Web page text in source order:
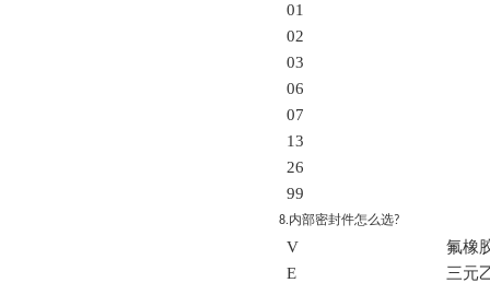
01
02
03
06
07
13
26
99
8.内部密封件怎么选?
V
氟橡
E
三元